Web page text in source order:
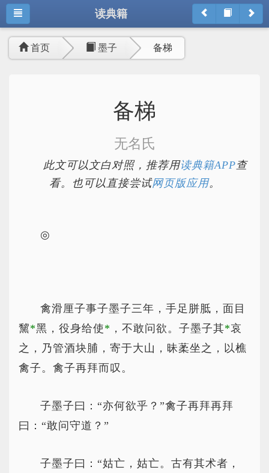
读典籍
首页 墨子 备梯
备梯
无名氏
此文可以文白对照，推荐用读典籍APP查
看。也可以直接尝试网页版应用。
◎
禽滑厘子事子墨子三年，手足胼胝，面目
黧*黑 ，役身给使* ， 不敢问欲。子墨子其*哀
之，乃管酒块脯，寄于大山，昧葇坐之，以樵
禽子。禽子再拜而叹。
子墨子曰：“亦何欲乎？”禽子再拜再拜
曰：“敢问守道？”
子墨子曰：“姑亡，姑亡。古有其术者，